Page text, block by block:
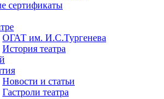
сертификаты
ОГАТ им. И.С.Тургенева
История театра
Новости и статьи
Гастроли театра